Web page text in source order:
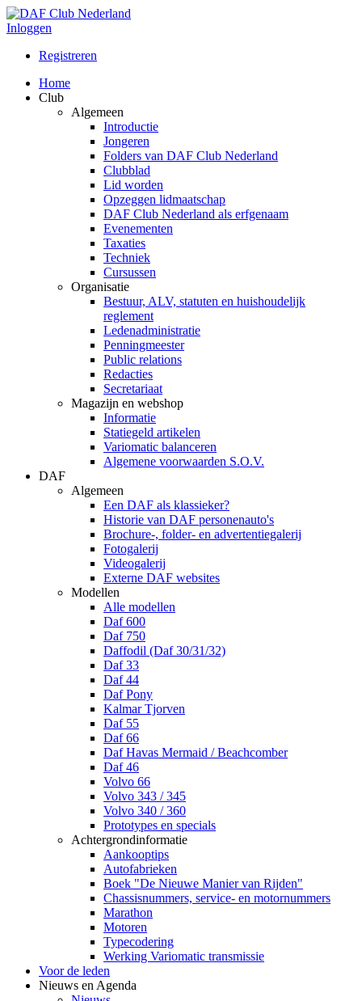
Inloggen
Registreren
Home
Club
Algemeen
Introductie
Jongeren
Folders van DAF Club Nederland
Clubblad
Lid worden
Opzeggen lidmaatschap
DAF Club Nederland als erfgenaam
Evenementen
Taxaties
Techniek
Cursussen
Organisatie
Bestuur, ALV, statuten en huishoudelijk
reglement
Ledenadministratie
Penningmeester
Public relations
Redacties
Secretariaat
Magazijn en webshop
Informatie
Statiegeld artikelen
Variomatic balanceren
Algemene voorwaarden S.O.V.
DAF
Algemeen
Een DAF als klassieker?
Historie van DAF personenauto's
Brochure-, folder- en advertentiegalerij
Fotogalerij
Videogalerij
Externe DAF websites
Modellen
Alle modellen
Daf 600
Daf 750
Daffodil (Daf 30/31/32)
Daf 33
Daf 44
Daf Pony
Kalmar Tjorven
Daf 55
Daf 66
Daf Havas Mermaid / Beachcomber
Daf 46
Volvo 66
Volvo 343 / 345
Volvo 340 / 360
Prototypes en specials
Achtergrondinformatie
Aankooptips
Autofabrieken
Boek "De Nieuwe Manier van Rijden"
Chassisnummers, service- en motornummers
Marathon
Motoren
Typecodering
Werking Variomatic transmissie
Voor de leden
Nieuws en Agenda